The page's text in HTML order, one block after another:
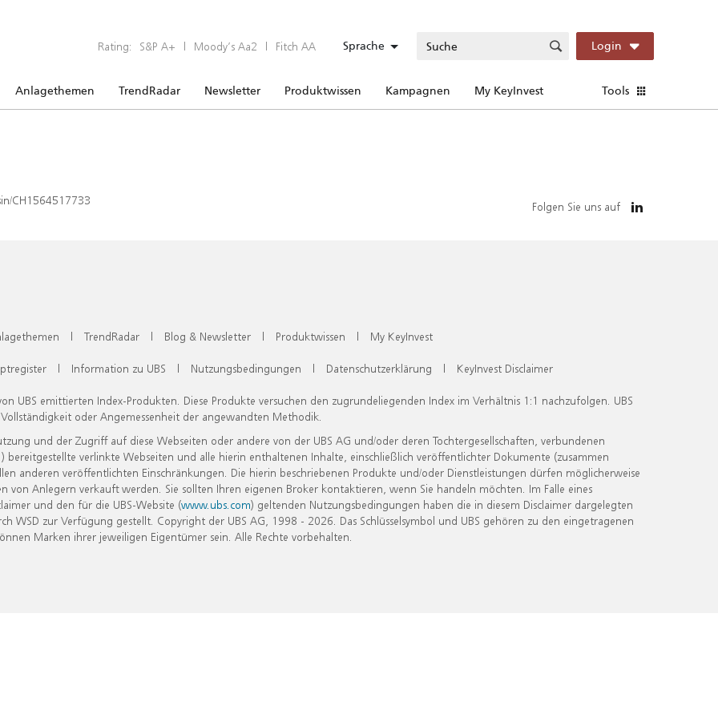
Rating: S&P A+ | Moody’s Aa2 | Fitch AA Sprache Login
Anlagethemen TrendRadar Newsletter Produktwissen Kampagnen My KeyInvest Tools
CH1564517733 Folgen Sie uns auf
| TrendRadar | Blog & Newsletter | Produktwissen | My KeyInvest
| Information zu UBS | Nutzungsbedingungen | Datenschutzerklärung | KeyInvest Disclaimer
UBS emittierten Index-Produkten. Diese Produkte versuchen den zugrundeliegenden Index im Verhältnis 1:1 nachzufolgen. UBS
oder Angemessenheit der angewandten Methodik.
und der Zugriff auf diese Webseiten oder andere von der UBS AG und/oder deren Tochtergesellschaften, verbundenen
verlinkte Webseiten und alle hierin enthaltenen Inhalte, einschließlich veröffentlichter Dokumente (zusammen
anderen veröffentlichten Einschränkungen. Die hierin beschriebenen Produkte und/oder Dienstleistungen dürfen möglicherweise
Anlegern verkauft werden. Sie sollten Ihren eigenen Broker kontaktieren, wenn Sie handeln möchten. Im Falle eines
und den für die UBS-Website (www.ubs.com) geltenden Nutzungsbedingungen haben die in diesem Disclaimer dargelegten
zur Verfügung gestellt. Copyright der UBS AG, 1998 - 2026. Das Schlüsselsymbol und UBS gehören zu den eingetragenen
Marken ihrer jeweiligen Eigentümer sein. Alle Rechte vorbehalten.